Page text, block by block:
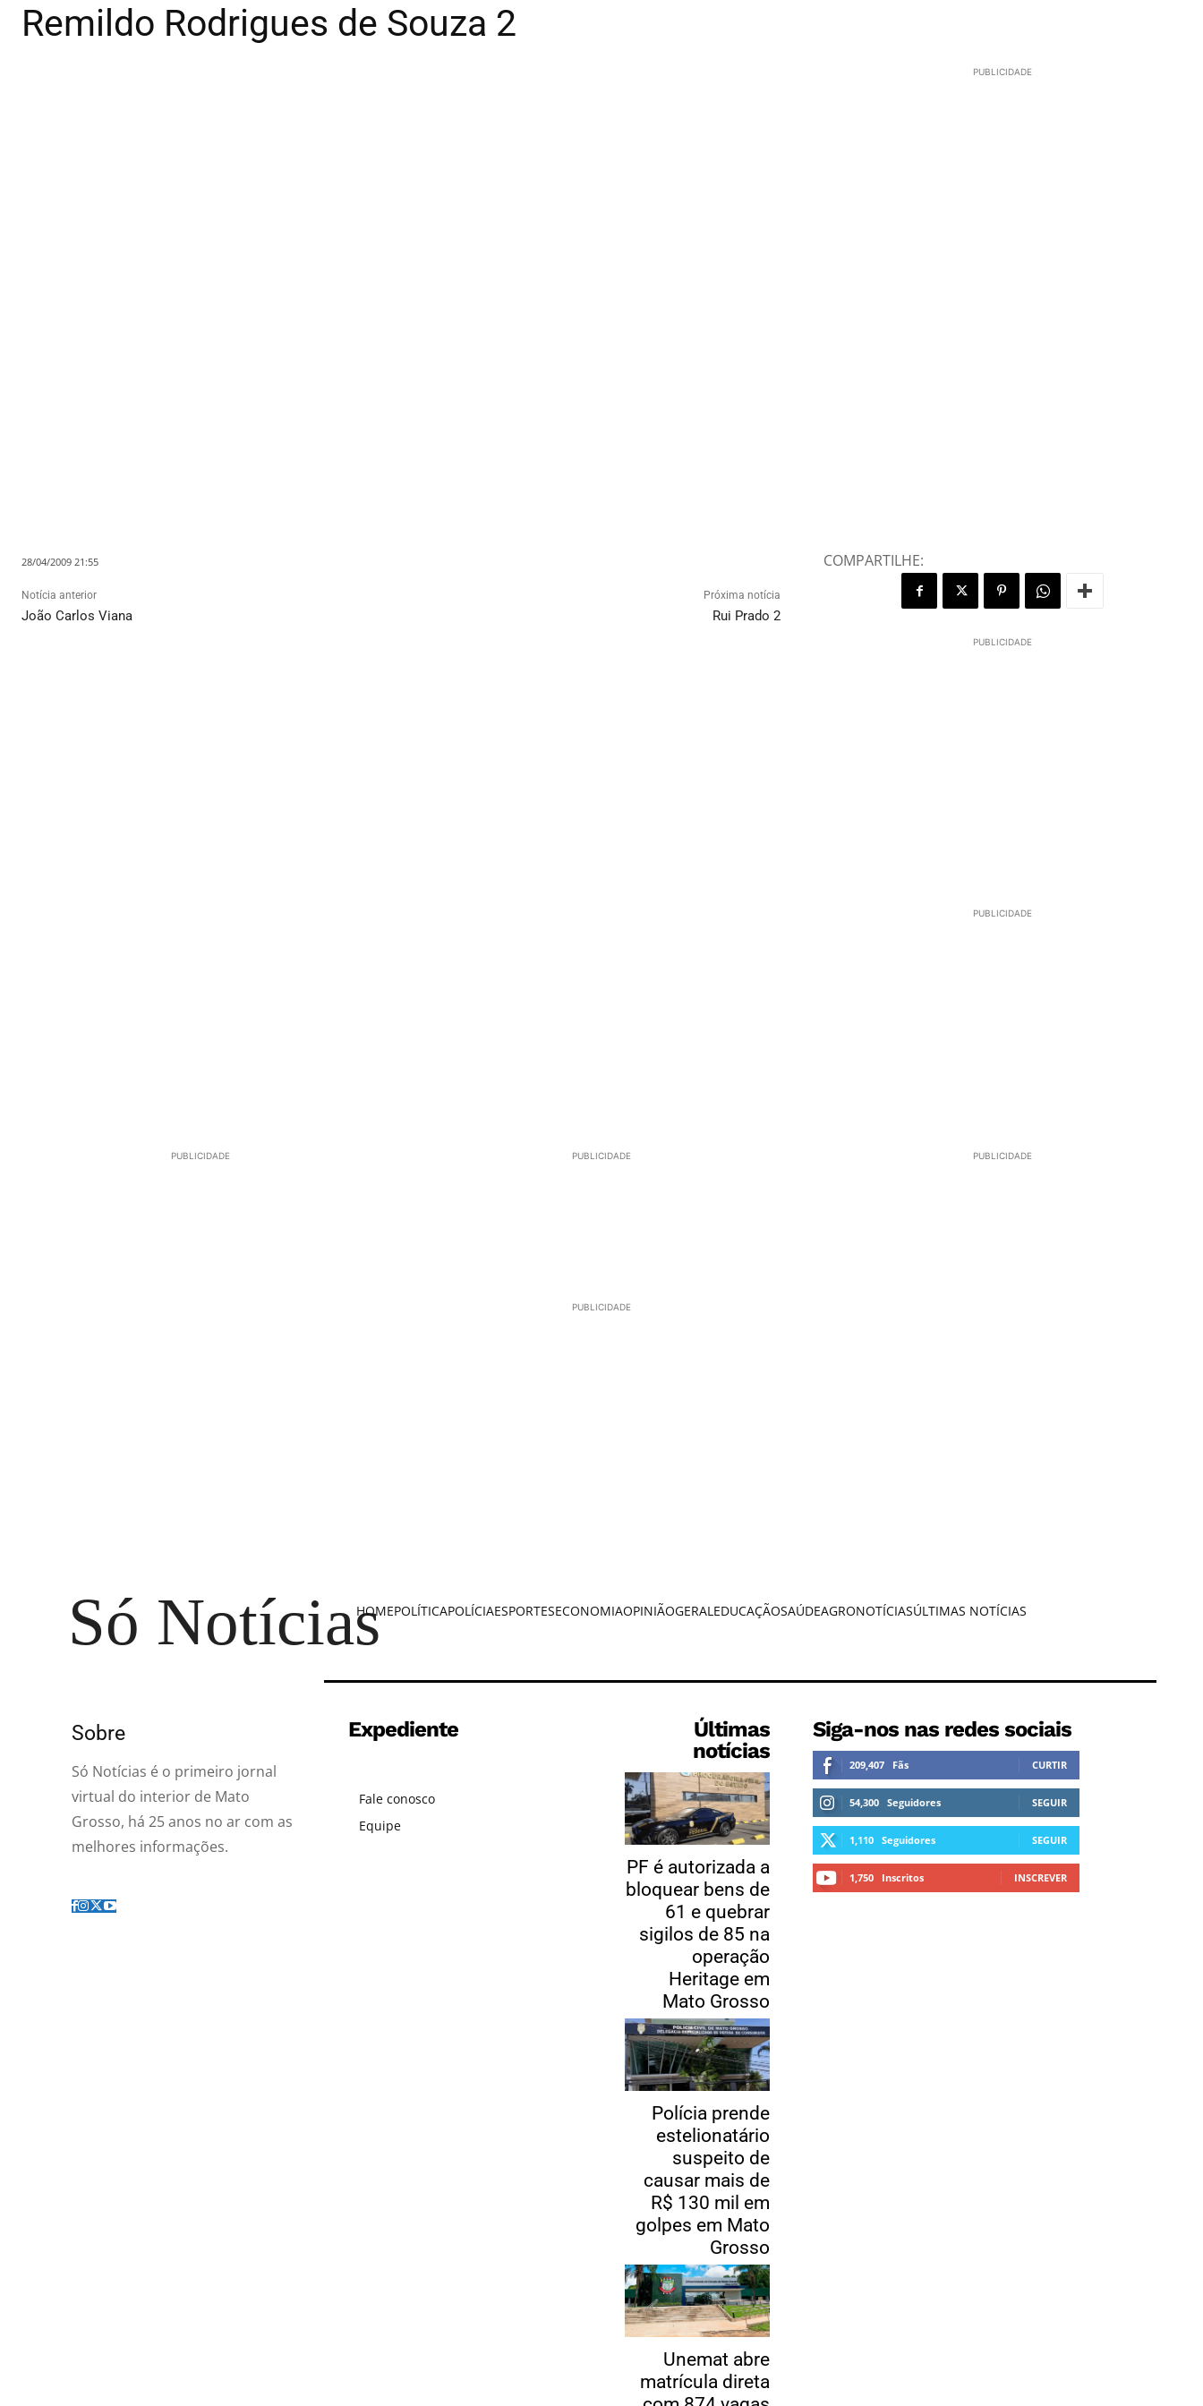
Remildo Rodrigues de Souza 2
PUBLICIDADE
28/04/2009 21:55
Notícia anterior
João Carlos Viana
Próxima notícia
Rui Prado 2
COMPARTILHE:
PUBLICIDADE
PUBLICIDADE
PUBLICIDADE PUBLICIDADE PUBLICIDADE
PUBLICIDADE
Só Notícias
HOMEPOLÍTICAPOLÍCIAESPORTESECONOMIAOPINIÃOGERALEDUCAÇÃOSAÚDEAGRONOTÍCIASÚLTIMAS NOTÍCIAS
Sobre
Só Notícias é o primeiro jornal
virtual do interior de Mato
Grosso, há 25 anos no ar com as
melhores informações.
Expediente
Fale conosco
Equipe
Últimas
notícias
PF é autorizada a
bloquear bens de
61 e quebrar
sigilos de 85 na
operação
Heritage em
Mato Grosso
Polícia prende
estelionatário
suspeito de
causar mais de
R$ 130 mil em
golpes em Mato
Grosso
Unemat abre
matrícula direta
Siga-nos nas redes sociais
209,407 Fãs CURTIR
54,300 Seguidores SEGUIR
1,110 Seguidores SEGUIR
1,750 Inscritos INSCREVER